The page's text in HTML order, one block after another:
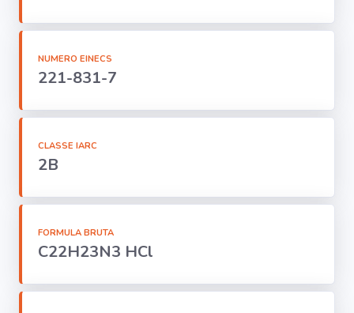
bersaglio
Visualizza
infografica
NUMERO EINECS
221-831-7
CLASSE IARC
2B
FORMULA BRUTA
C22H23N3 HCl